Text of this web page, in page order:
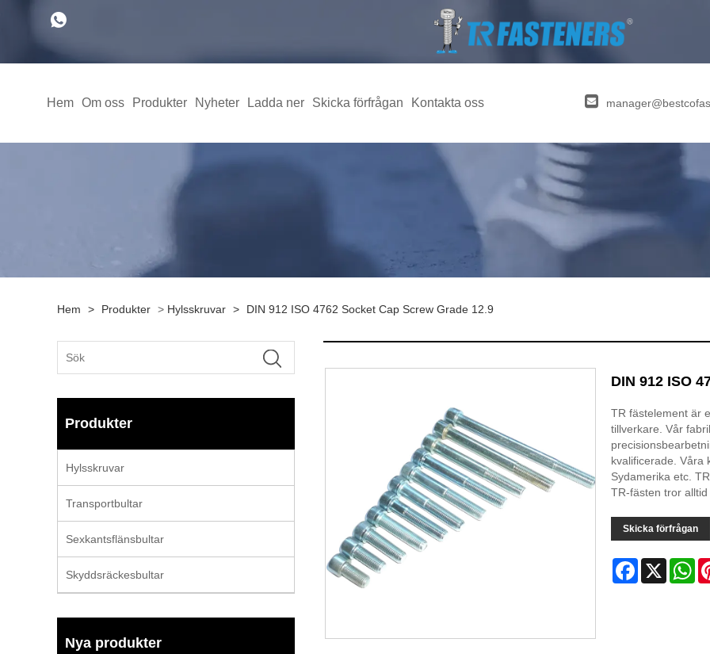
Hem Om oss Produkter Nyheter Ladda ner Skicka förfrågan Kontakta oss
Hem > Produkter > Hylsskruvar > DIN 912 ISO 4762 Socket Cap Screw Grade 12.9
Produkter
Hylsskruvar
Transportbultar
Sexkantsflänsbultar
Skyddsräckesbultar
Nya produkter
DIN 912 ISO
TR fästelement är
tillverkare. Vår
kvalificerade. Våra
Sydamerika etc.
TR-fästen tror
Skicka förfrågan
Facebook
X